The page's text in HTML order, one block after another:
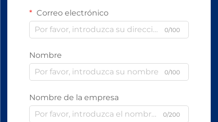
Correo electrónico
0/100
Nombre
0/100
Nombre de la empresa
0/200